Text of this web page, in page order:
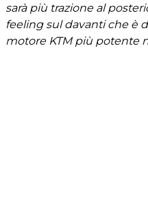
sarà più trazione al
feeling sul davanti che è
motore KTM più potente